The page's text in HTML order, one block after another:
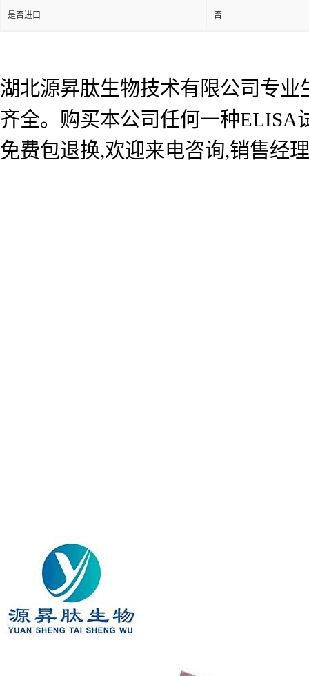
是否进口 否
湖北源昇肽生物技术有限公司专
齐全。购买本公司任何一种ELISA
免费包退换,欢迎来电咨询,销售经